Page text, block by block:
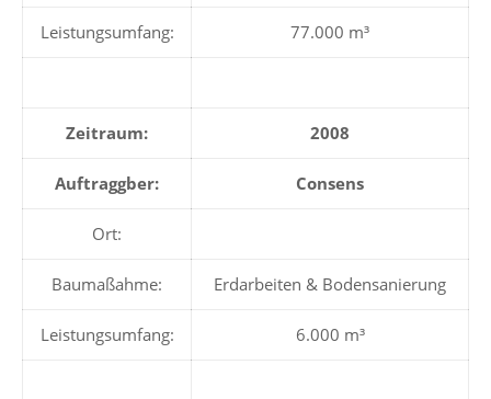
Leistungsumfang: 77.000 m³
Zeitraum: 2008
Auftraggber: Consens
Ort:
Baumaßahme: Erdarbeiten & Bodensanierung
Leistungsumfang: 6.000 m³